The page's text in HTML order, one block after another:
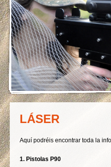
LÁSER
Aquí podréis encontrar toda la
1. Pistolas P90